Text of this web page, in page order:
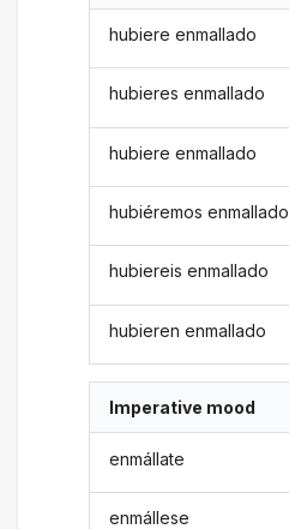
hubiere enmallado
hubieres enmallado
hubiere enmallado
hubiéremos enmallado
hubiereis enmallado
hubieren enmallado
Imperative mood
enmállate
enmállese